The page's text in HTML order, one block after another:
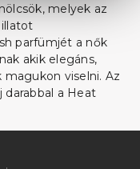
melyek az
parfümjét a nők
akik elegáns,
viselni. Az
a Heat